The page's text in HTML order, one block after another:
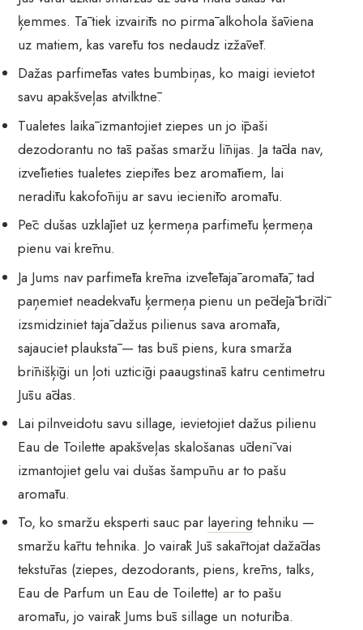
ķemmes. Tā tiek izvairīts no pirmā alkohola šāviena
uz matiem, kas varētu tos nedaudz izžāvēt.
Dažas parfimētas vates bumbiņas, ko maigi ievietot
savu apakšveļas atvilktnē.
Tualetes laikā izmantojiet ziepes un jo īpaši
dezodorantu no tās pašas smaržu līnijas. Ja tāda nav,
izvēlieties tualetes ziepītes bez aromātiem, lai
neradītu kakofōniju ar savu iecienīto aromātu.
Pēc dušas uzklājiet uz ķermeņa parfimētu ķermeņa
pienu vai krēmu.
Ja Jums nav parfimēta krēma izvēlētajā aromātā, tad
paņemiet neadekvātu ķermeņa pienu un pēdējā brīdī
izsmidziniet tajā dažus pilienus sava aromāta,
sajauciet plaukstā — tas būs piens, kura smarža
brīnišķīgi un ļoti uzticīgi paaugstinās katru centimetru
Jūsu ādas.
Lai pilnveidotu savu sillage, ievietojiet dažus pilienu
Eau de Toilette apakšveļas skalošanas ūdenī vai
izmantojiet gelu vai dušas šampūnu ar to pašu
aromātu.
To, ko smaržu eksperti sauc par layering tehniku —
smaržu kārtu tehnika. Jo vairāk Jūs sakārtojat dažādas
tekstūras (ziepes, dezodorants, piens, krēms, talks,
Eau de Parfum un Eau de Toilette) ar to pašu
aromātu, jo vairāk Jums būs sillage un noturība.